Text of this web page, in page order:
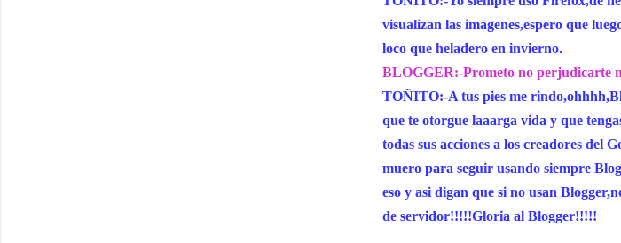
visualizan las imágenes,espero que
loco que heladero en invierno.
BLOGGER:-Prometo no perjudicarte
TOÑITO:-A tus pies me
que te otorgue laaarga vida y que
todas sus acciones a los creadores del
muero para seguir usando siempre
eso y asi digan que si no usan
de servidor!!!!!Gloria al Blogger!!!!!